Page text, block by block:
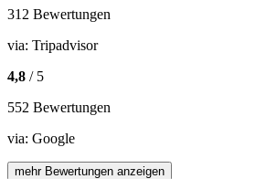
312 Bewertungen
via: Tripadvisor
4,8 / 5
552 Bewertungen
via: Google
mehr Bewertungen anzeigen